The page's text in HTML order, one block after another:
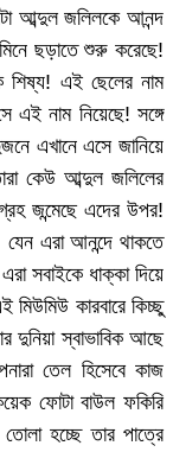
আব্দুল জলিলকে আনন্দ
ছড়াতে শুরু করেছে!
শিষ্য! এই ছেলের নাম
এই নাম নিয়েছে! সঙ্গে
এখানে এসে জানিয়ে
কেউ আব্দুল জলিলের
জন্মেছে এদের উপর!
এরা আনন্দে থাকতে
সবাইকে ধাক্কা দিয়ে
কারবারে কিচ্ছু
দুনিয়া স্বাভাবিক আছে
তেল হিসেবে কাজ
ফোটা বাউল ফকিরি
হচ্ছে তার পাত্রে